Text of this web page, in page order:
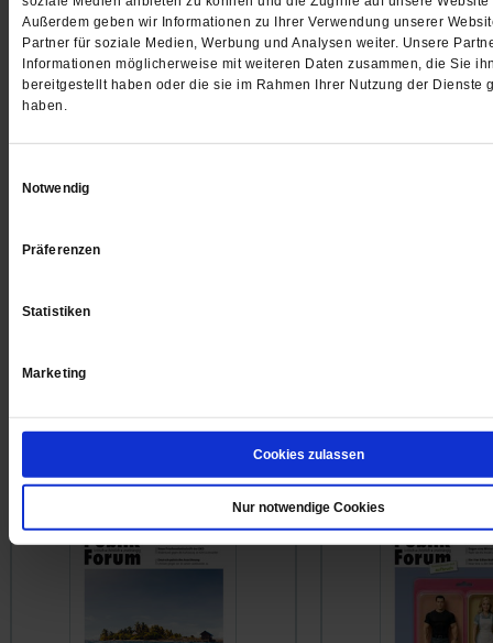
Außerdem geben wir Informationen zu Ihrer Verwendung unserer
Partner für soziale Medien, Werbung und Analysen weiter. Unsere
Informationen möglicherweise mit weiteren Daten zusammen, die Sie
bereitgestellt haben oder die sie im Rahmen Ihrer Nutzung der Dienste
haben.
Notwendig
Präferenzen
Statistiken
Marketing
Cookies zulassen
Nur notwendige Cookies
Publik-Forum 23/2025
Franziskus weiterführt
9.00 CHF
/
7.00 €